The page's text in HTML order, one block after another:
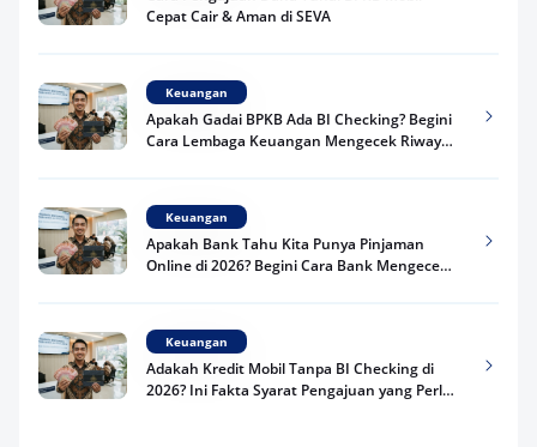
Cepat Cair & Aman di SEVA
Keuangan
Apakah Gadai BPKB Ada BI Checking? Begini
Cara Lembaga Keuangan Mengecek Riwayat
Keuangan
Apakah Bank Tahu Kita Punya Pinjaman
Online di 2026? Begini Cara Bank Mengecek
Keuangan
Adakah Kredit Mobil Tanpa BI Checking di
2026? Ini Fakta Syarat Pengajuan yang Perlu